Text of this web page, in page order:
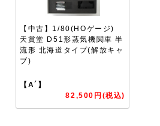
【中古】1/80(HOゲージ)
天賞堂 D51形蒸気機関車 半
流形 北海道タイプ(解放キャ
ブ)
【A´】
82,500円(税込)